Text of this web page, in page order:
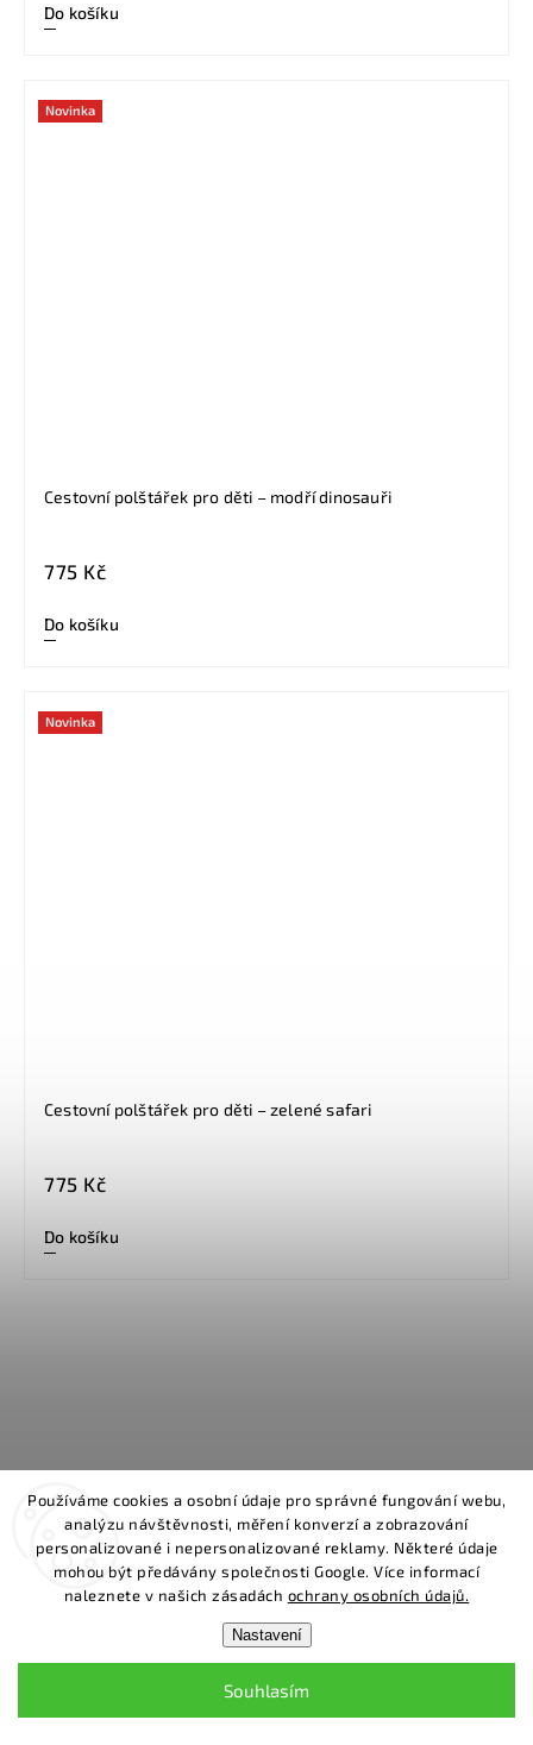
Používáme cookies a osobní údaje pro správné fungování webu,
analýzu návštěvnosti, měření konverzí a zobrazování
personalizované i nepersonalizované reklamy. Některé údaje
mohou být předávány společnosti Google. Více informací
naleznete v našich zásadách ochrany osobních údajů.
Nastavení
Souhlasím
Do košíku
Novinka
Cestovní polštářek pro děti – modří dinosauři
775 Kč
Do košíku
Novinka
Cestovní polštářek pro děti – zelené safari
775 Kč
Do košíku
info@divio.cz
+420 605 777 840